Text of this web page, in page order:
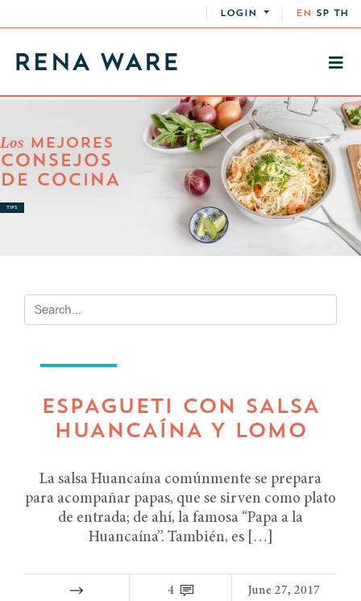
LOGIN EN SP TH
Los MEJORES
CONSEJOS
DE COCINA
TIPS
ESPAGUETI CON SALSA
HUANCAÍNA Y LOMO
La salsa Huancaína comúnmente se prepara
para acompañar papas, que se sirven como plato
de entrada; de ahí, la famosa “Papa a la
Huancaína”. También, es […]
4 June 27, 2017